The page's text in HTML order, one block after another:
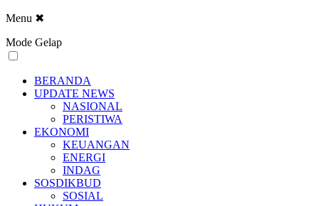
Menu ✖
Mode Gelap
BERANDA
UPDATE NEWS
NASIONAL
PERISTIWA
EKONOMI
KEUANGAN
ENERGI
INDAG
SOSDIKBUD
SOSIAL